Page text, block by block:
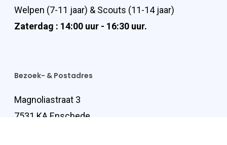
Welpen (7-11 jaar) & Scouts (11-14 jaar)
Zaterdag : 14:00 uur - 16:30 uur.
Bezoek- & Postadres
Magnoliastraat 3
7531 KA Enschede